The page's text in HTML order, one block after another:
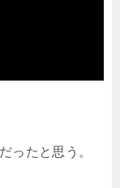
ったと思う。